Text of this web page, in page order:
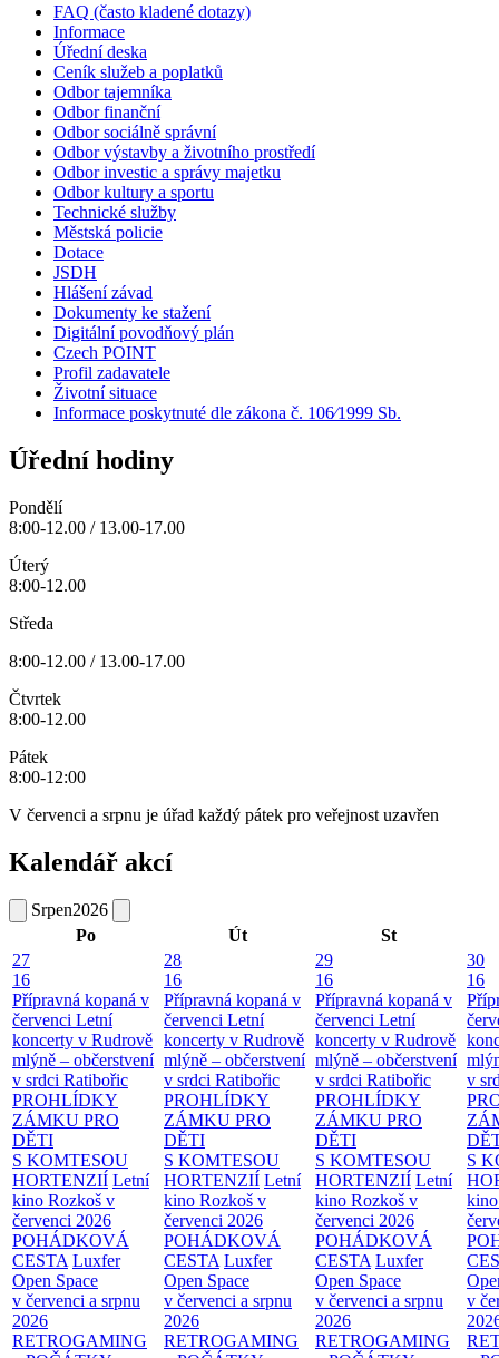
FAQ (často kladené dotazy)
Informace
Úřední deska
Ceník služeb a poplatků
Odbor tajemníka
Odbor finanční
Odbor sociálně správní
Odbor výstavby a životního prostředí
Odbor investic a správy majetku
Odbor kultury a sportu
Technické služby
Městská policie
Dotace
JSDH
Hlášení závad
Dokumenty ke stažení
Digitální povodňový plán
Czech POINT
Profil zadavatele
Životní situace
Informace poskytnuté dle zákona č. 106⁄1999 Sb.
Úřední hodiny
Pondělí
8:00-12.00 / 13.00-17.00
Úterý
8:00-12.00
Středa
8:00-12.00 / 13.00-17.00
Čtvrtek
8:00-12.00
Pátek
8:00-12:00
V červenci a srpnu je úřad každý pátek pro veřejnost uzavřen
Kalendář akcí
Srpen2026
Po
Út
St
27
16
Přípravná kopaná v
červenci Letní
koncerty v Rudrově
mlýně – občerstvení
v srdci Ratibořic
PROHLÍDKY
ZÁMKU PRO
DĚTI
S KOMTESOU
HORTENZIÍ Letní
kino Rozkoš v
červenci 2026
POHÁDKOVÁ
CESTA Luxfer
Open Space
v červenci a srpnu
2026
RETROGAMING
28
16
Přípravná kopaná v
červenci Letní
koncerty v Rudrově
mlýně – občerstvení
v srdci Ratibořic
PROHLÍDKY
ZÁMKU PRO
DĚTI
S KOMTESOU
HORTENZIÍ Letní
kino Rozkoš v
červenci 2026
POHÁDKOVÁ
CESTA Luxfer
Open Space
v červenci a srpnu
2026
RETROGAMING
29
16
Přípravná kopaná v
červenci Letní
koncerty v Rudrově
mlýně – občerstvení
v srdci Ratibořic
PROHLÍDKY
ZÁMKU PRO
DĚTI
S KOMTESOU
HORTENZIÍ Letní
kino Rozkoš v
červenci 2026
POHÁDKOVÁ
CESTA Luxfer
Open Space
v červenci a srpnu
2026
RETROGAMING
30
16
v
S
v